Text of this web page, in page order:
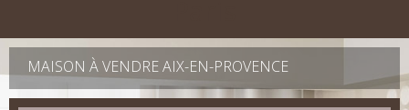
MAISON À VENDRE AIX-EN-PROVENCE